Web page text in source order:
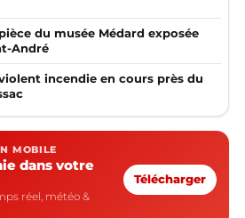
du musée Médard exposée
André
incendie en cours près du
MOBILE
dans votre
réel, météo &
Télécharger